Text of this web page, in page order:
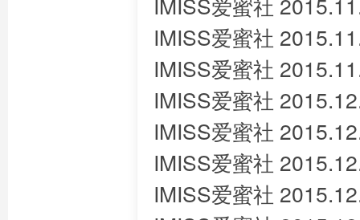
IMISS爱蜜社
IMISS爱蜜社
IMISS爱蜜社
IMISS爱蜜社
IMISS爱蜜社
IMISS爱蜜社